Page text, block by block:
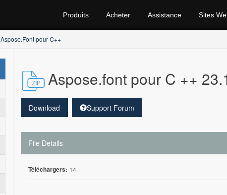
Produits Acheter Assistance Sites
Aspose.Font pour C++
Aspose.font pour C ++
Download Support Forum
File Details
Téléchargers: 14